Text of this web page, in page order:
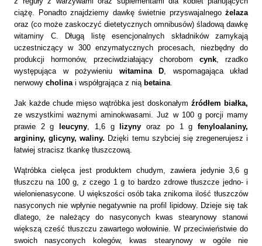
ciążę. Ponadto znajdziemy dawkę świetnie przyswajalnego żelaza
oraz (co może zaskoczyć dietetycznych omnibusów) śladową dawkę
witaminy C. Długą listę esencjonalnych składników zamykają
uczestniczący w 300 enzymatycznych procesach, niezbędny do
produkcji hormonów, przeciwdziałający chorobom cynk, rzadko
występująca w pożywieniu witamina D, wspomagająca układ
nerwowy cholinai współgrająca z nią betaina.
Jak każde chude mięso wątróbka jest doskonałymźródłem białka,
ze wszystkimi ważnymiaminokwasami. Już w 100 gporcji mamy
prawie 2 g leucyny, 1,6 g lizyny oraz po 1 g
fenyloalaniny,
argininy, glicyny, waliny. Dzięki temu szybciej się zregenerujesz i
łatwiej stracisz tkankę tłuszczową.
Wątróbka cielęca jest produktem chudym, zawiera jedynie3,6 g
tłuszczu na 100 g, z czego 1 g to bardzo zdrowe tłuszcze jedno- i
wielonienasycone. U większości osób taka znikoma ilość tłuszczów
nasyconych nie wpłynie negatywnie na profil lipidowy. Dzieje się tak
dlatego, że należący do nasyconych kwas stearynowy stanowi
większą cześć tłuszczu zawartego wołowinie. W przeciwieństwie do
swoich nasyconych kolegów, kwas stearynowy w ogóle nie